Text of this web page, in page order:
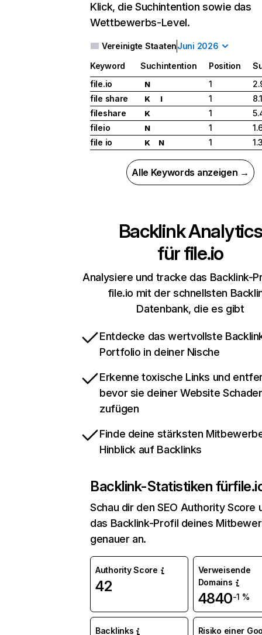
Klick, die Suchintention sowie das
Wettbewerbs-Level.
Vereinigte StaatenJuni 2026
Keyword Suchintention Position
file.io
N 1
file share
K I 1
fileshare
K 1
fileio
N 1
file io
K N 1
Alle Keywords anzeigen →
Backlink Analytics
fürfile.io
Analysiere und tracke das Backlink-
file.io mit der schnellsten
Datenbank, die es gibt
Entdecke das wertvollste
Portfolio in deiner Nische
Erkenne toxische Links und
bevor sie deiner Website
zufügen
Finde deine stärksten
Hinblick auf Backlinks
Backlink-Statistiken für
Schau dir den SEO Authority Score
das Backlink-Profil deines
genauer an.
Authority Score
42
Verweisende
Domains
4840-1 %
Backlinks Risiko einer